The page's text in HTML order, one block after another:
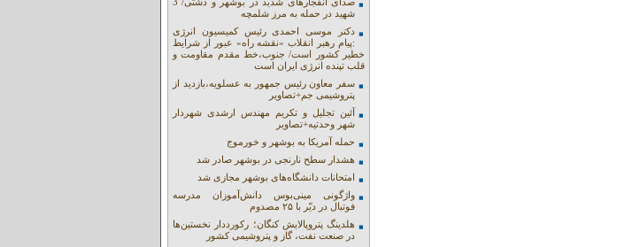
شهید در حمله به مرز شلمچه
دکتر موسی احمدی رئیس کمیسیون انرژی
:پیام رهبر انقلاب «نقشه راه» عبور از شرایط
خطیر کشور است/ جنوب،خط مقدم مقاومت و
قلب تپنده انرژی ایران است
سفر معاون رئیس جمهور به عسلویه،بازدید از
پتروشیمی جم+تصاویر
آئین تجلیل و تکریم مهندس ارشدی شهردار
شهر وحدتیه+تصاویر
حمله آمریکا به بوشهر و خورموج
هشدار سطح نارنجی در بوشهر صادر شد
امتحانات دانشگاه‌های بوشهر مجازی شد
واژگونی مینی‌بوس دانش‌آموزان مدرسه
فوتبال در دیّر با ۲۵ مصدوم
هلدینگ پتروپالایش کنگان؛ رکورددار نخستین‌ها
در صنعت نفت، گاز و پتروشیمی کشور